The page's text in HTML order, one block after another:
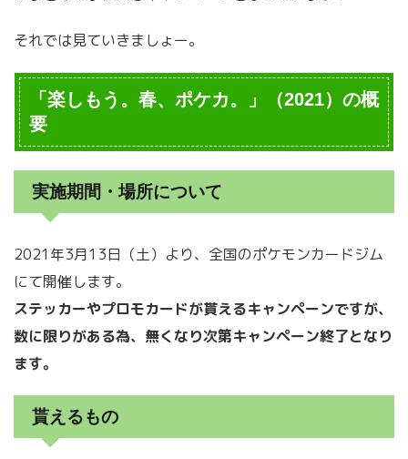
それでは見ていきましょー。
「楽しもう。春、ポケカ。」（2021）の概
要
実施期間・場所について
2021年3月13日（土）より、全国のポケモンカードジム
にて開催します。
ステッカーやプロモカードが貰えるキャンペーンですが、
数に限りがある為、無くなり次第キャンペーン終了となり
ます。
貰えるもの